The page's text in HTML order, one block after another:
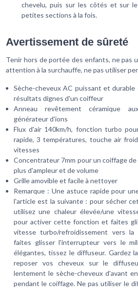
chevelu, puis sur les côtés et sur
petites sections à la fois.
Avertissement de sûreté
Tenir hors de portée des enfants, ne pas
attention à la surchauffe, ne pas utiliser
Sèche-cheveux AC puissant et
résultats dignes d'un coiffeur
Anneau revêtement céramique
générateur d'ions
Flux d'air 140km/h, fonction turbo
rapide, 3 températures, touche air
vitesses
Concentrateur 7mm pour un coiffage
plus d'ampleur et de volume
Grille amovible et facile à nettoyer
Remarque : Une astuce rapide pour
l'article est la suivante : pour sécher
utilisez une chaleur élevée/une
pour activer cette fonction et faites
vitesse turbo/refroidissement vers la
faites glisser l'interrupteur vers le
élégantes, tissez le diffuseur. Gardez
reposer vos cheveux sur le
lentement le sèche-cheveux d'avant
pendant le coiffage. Ne pas utiliser le